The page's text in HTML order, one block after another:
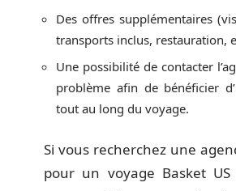
Des offres supplémentaires
transports inclus, restauration,
Une possibilité de contacter
problème afin de bénéficier
tout au long du voyage.
Si vous recherchez une
pour un voyage Basket